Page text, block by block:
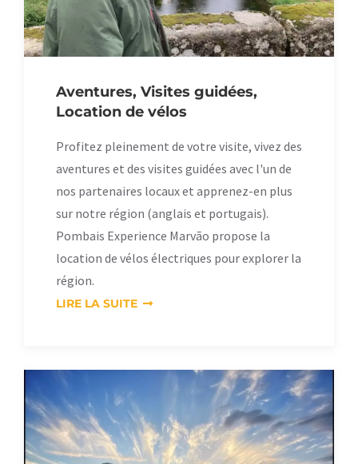
Aventures, Visites guidées,
Location de vélos
Profitez pleinement de votre visite, vivez des
aventures et des visites guidées avec l'un de
nos partenaires locaux et apprenez-en plus
sur notre région (anglais et portugais).
Pombais Experience Marvão propose la
location de vélos électriques pour explorer la
région.
LIRE LA SUITE